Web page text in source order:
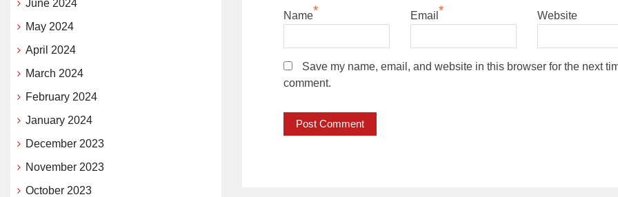
Name* Email * Website
Save my name, email, and website in this browser for the next
comment.
June 2024
May 2024
April 2024
March 2024
February 2024
January 2024
December 2023
November 2023
October 2023